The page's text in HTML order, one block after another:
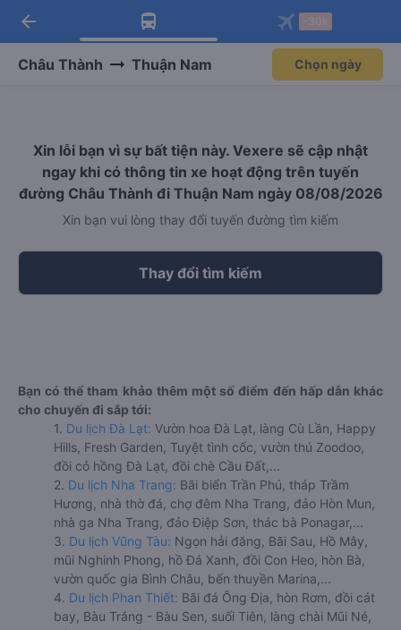
Tải app Vexere ngay!
Nhận ưu đãi thành viên độc
Mở app
Tải app Vexere
-30k/ghế khi đặt vé máy bay qua
Mở app
arrow_back
Châu Thành Thuận Nam Chọn ngày
Xin lỗi bạn vì sự bất tiện này. Vexere sẽ cập nhật
ngay khi có thông tin xe hoạt động trên tuyến
đường Châu Thành đi Thuận Nam ngày 08/08/2026
Xin bạn vui lòng thay đổi tuyến đường tìm kiếm
Thay đổi tìm kiếm
Bạn có thể tham khảo thêm một số điểm đến hấp dẫn khác
cho chuyến đi sắp tới:
1. Du lịch Đà Lạt: Vườn hoa Đà Lạt, làng Cù Lần, Happy
Hills, Fresh Garden, Tuyệt tình cốc, vườn thú Zoodoo,
đồi cỏ hồng Đà Lạt, đồi chè Cầu Đất,...
2. Du lịch Nha Trang: Bãi biển Trần Phú, tháp Trầm
Hương, nhà thờ đá, chợ đêm Nha Trang, đảo Hòn Mun,
nhà ga Nha Trang, đảo Điệp Sơn, thác bà Ponagar,...
3. Du lịch Vũng Tàu: Ngọn hải đăng, Bãi Sau, Hồ Mây,
mũi Nghinh Phong, hồ Đá Xanh, đồi Con Heo, hòn Bà,
vườn quốc gia Bình Châu, bến thuyền Marina,...
4. Du lịch Phan Thiết: Bãi đá Ông Địa, hòn Rơm, đồi cát
bay, Bàu Trắng - Bàu Sen, suối Tiên, làng chài Mũi Né,